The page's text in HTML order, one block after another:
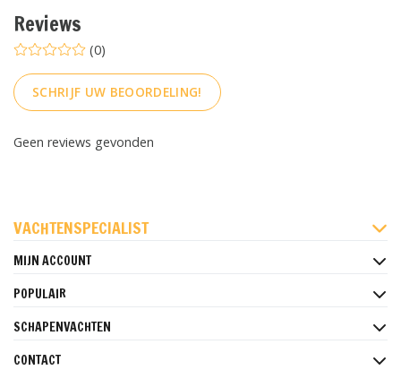
Reviews
(0)
SCHRIJF UW BEOORDELING!
Geen reviews gevonden
VACHTENSPECIALIST
MIJN ACCOUNT
POPULAIR
SCHAPENVACHTEN
CONTACT